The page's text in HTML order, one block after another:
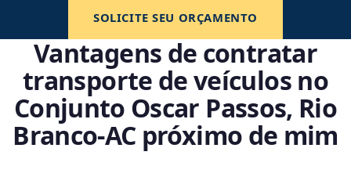
SOLICITE SEU ORÇAMENTO
Vantagens de contratar
transporte de veículos no
Conjunto Oscar Passos, Rio
Branco‑AC próximo de mim